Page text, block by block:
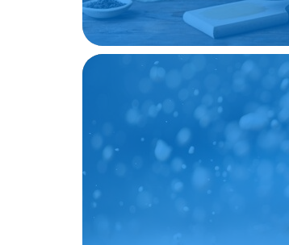
La terre de diatomée, issue
saupoudrée sur les passages